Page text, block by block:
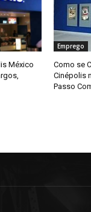
México
Emprego
Como se
Cinépolis
Passo